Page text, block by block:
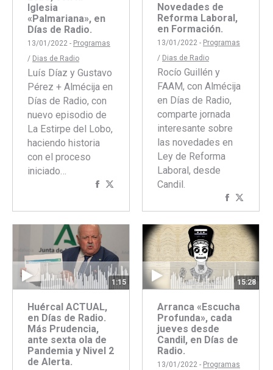
Iglesia
«Palmariana», en
Días de Radio.
13/01/2022 - Programas
/ Dias de Radio
Luís Díaz y Gustavo
Pérez + Almécija en
Días de Radio, con
nuevo episodio de
La Estirpe del Lobo,
haciendo historia
con el proceso
iniciado…
Compartir
Facebook
Twitter
Novedades de
Reforma Laboral,
en Formación.
13/01/2022 - Programas
/ Dias de Radio
Rocío Guillén y
FAAM, con Almécija
en Días de Radio,
comparte jornada
interesante sobre
las novedades en
Ley de Reforma
Laboral, desde
Candil.
Compartir
concon
1:15
Huércal ACTUAL,
en Días de Radio.
Más Prudencia,
ante sexta ola de
Pandemia y Nivel 2
de Alerta.
15:28
Arranca «Escucha
Profunda», cada
jueves desde
Candil, en Días de
Radio.
13/01/2022 - Programas